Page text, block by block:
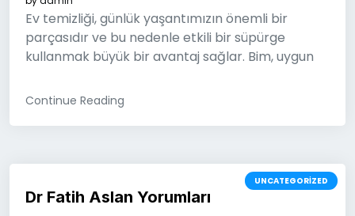
Ev temizliği, günlük yaşantımızın önemli bir
parçasıdır ve bu nedenle etkili bir süpürge
kullanmak büyük bir avantaj sağlar. Bim, uygun
Continue Reading
UNCATEGORIZED
Dr Fatih Aslan Yorumları